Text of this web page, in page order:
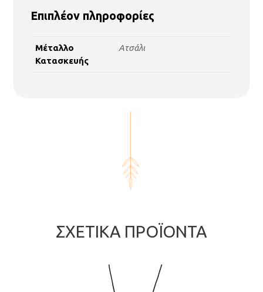
Επιπλέον πληροφορίες
Μέταλλο
Κατασκευής
Ατσάλι
ΣΧΕΤΙΚΆ ΠΡΟΪΌΝΤΑ